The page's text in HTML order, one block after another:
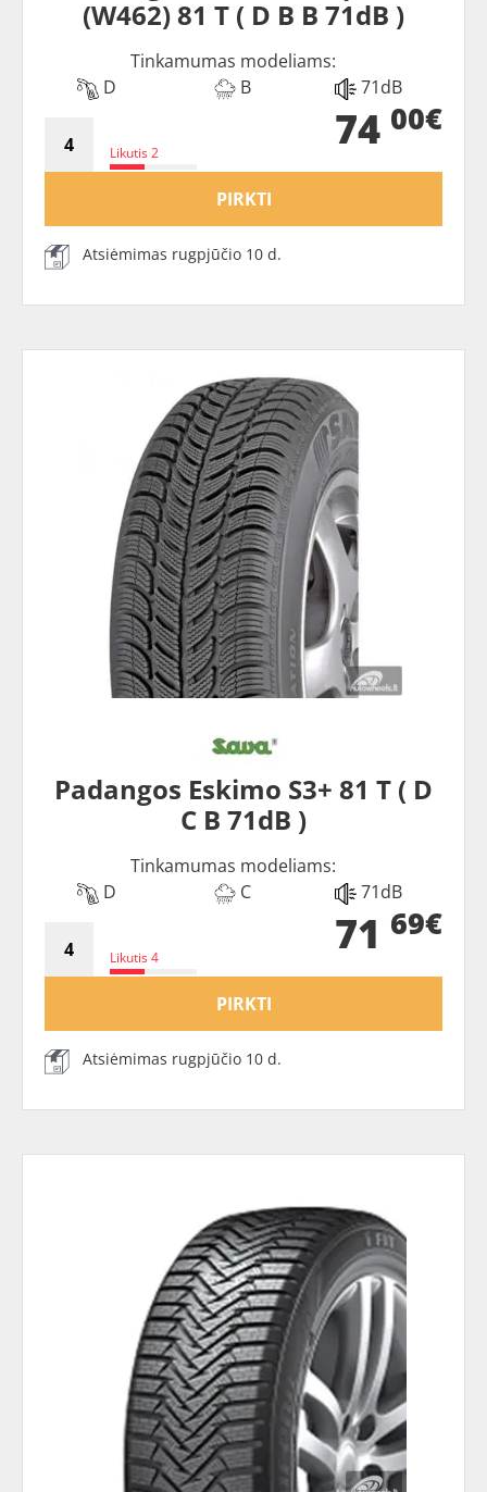
(W462) 81 T ( D B B 71dB )
Tinkamumas modeliams:
D
B 71dB
Likutis 2 74 00€
PIRKTI
Atsiėmimas rugpjūčio 10 d.
Padangos Eskimo S3+ 81 T ( D
C B 71dB )
Tinkamumas modeliams:
D
C 71dB
Likutis 4 71 69€
PIRKTI
Atsiėmimas rugpjūčio 10 d.